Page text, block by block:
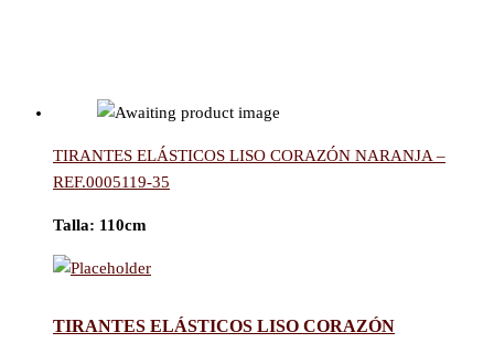
TIRANTES ELÁSTICOS LISO CORAZÓN NARANJA –
REF.0005119-35
Talla: 110cm
TIRANTES ELÁSTICOS LISO CORAZÓN